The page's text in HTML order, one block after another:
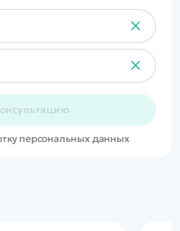
персональных данных